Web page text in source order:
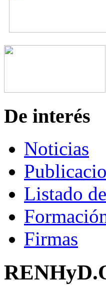
De interés
Noticias
Listado
Firmas